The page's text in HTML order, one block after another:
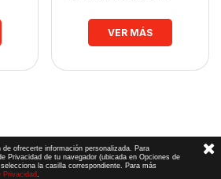
VER MÁS
ofrecerte información personalizada. Para
Privacidad de tu navegador (ubicada en Opciones de
la casilla correspondiente. Para más
Privacidad.